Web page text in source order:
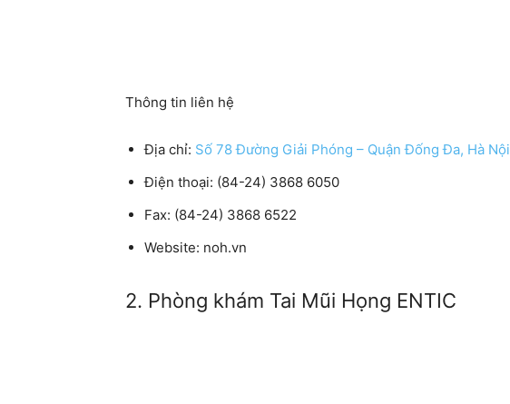
Thông tin liên hệ
Địa chỉ: Số 78 Đường Giải Phóng – Quận Đống Đa, Hà Nội
Điện thoại: (84-24) 3868 6050
Fax: (84-24) 3868 6522
Website: noh.vn
2. Phòng khám Tai Mũi Họng ENTIC